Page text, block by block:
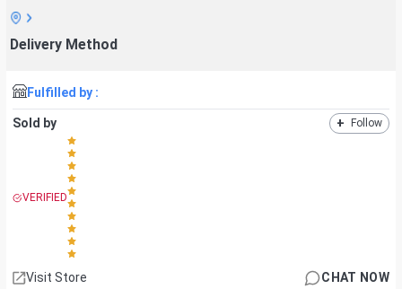
Delivery Method
Fulfilled by :
Sold by + Follow
VERIFIED
Visit Store CHAT NOW